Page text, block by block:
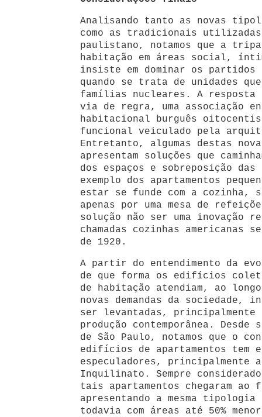
Analisando tanto as novas
como as tradicionais utilizadas
paulistano, notamos que a
habitação em áreas social,
insiste em dominar os partidos
quando se trata de unidades
famílias nucleares. A resposta
via de regra, uma associação
habitacional burguês
funcional veiculado pela
Entretanto, algumas destas
apresentam soluções que
dos espaços e sobreposição
exemplo dos apartamentos
estar se funde com a cozinha,
apenas por uma mesa de
solução não ser uma inovação
chamadas cozinhas americanas
de 1920.
A partir do entendimento da
de que forma os edifícios
de habitação atendiam, ao
novas demandas da sociedade,
ser levantadas, principalmente
produção contemporânea.
de São Paulo, notamos que o
edifícios de apartamentos tem
especuladores,
Inquilinato. Sempre
tais apartamentos chegaram
apresentando a mesma
todavia com áreas até 50%